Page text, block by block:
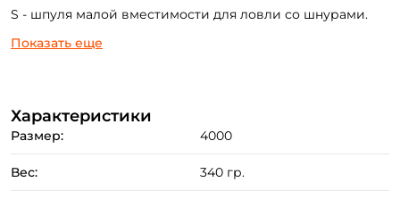
S - шпуля малой вместимости для ловли со шнурами.
Назначение:
весом кормушки до 100гр.
Показать еще
Характеристики
Размер: 4000
Вес: 340 гр.